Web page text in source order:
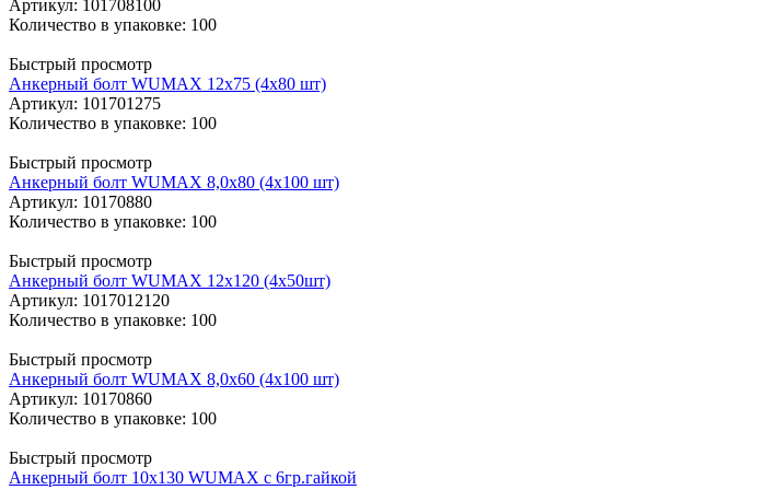
Артикул: 101708100
Количество в упаковке: 100
Быстрый просмотр
Анкерный болт WUMAX 12х75 (4x80 шт)
Артикул: 101701275
Количество в упаковке: 100
Быстрый просмотр
Анкерный болт WUMAX 8,0х80 (4x100 шт)
Артикул: 10170880
Количество в упаковке: 100
Быстрый просмотр
Анкерный болт WUMAX 12х120 (4х50шт)
Артикул: 1017012120
Количество в упаковке: 100
Быстрый просмотр
Анкерный болт WUMAX 8,0х60 (4x100 шт)
Артикул: 10170860
Количество в упаковке: 100
Быстрый просмотр
Анкерный болт 10х130 WUMAX с 6гр.гайкой